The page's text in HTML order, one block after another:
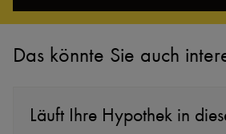
Das könnte Sie auch
Läuft Ihre Hypothek in